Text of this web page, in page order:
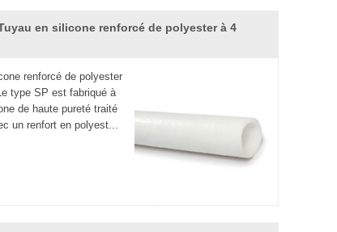
10 000 heures et à 350 ° C pendant un
à partir de caoutchouc de silicone de
le tuyau en caoutchouc de silicone est
de température et de fréquence.
être utilisé pendant longtemps dans
en silicone renforcé de polyester à 4
renforcé de polyester
type SP est fabriqué à
de haute pureté traité
un renfort en polyest...